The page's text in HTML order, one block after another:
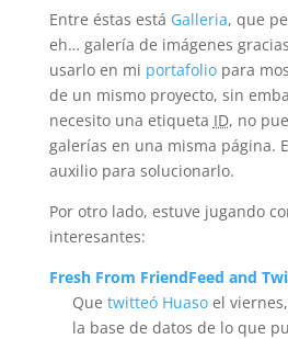
Entre éstas está Galleria, que
eh… galería de imágenes
usarlo en mi portafoliopara
de un mismo proyecto, sin
necesito una etiqueta ID, no
galerías en una misma página.
auxilio para solucionarlo.
Por otro lado, estuve jugando
interesantes:
Fresh From FriendFeed and
Que twitteó Huasoel
la base de datos de lo que